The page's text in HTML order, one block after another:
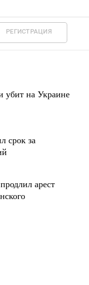
РЕГИСТРАЦИЯ
убит на Украине
срок за
арест